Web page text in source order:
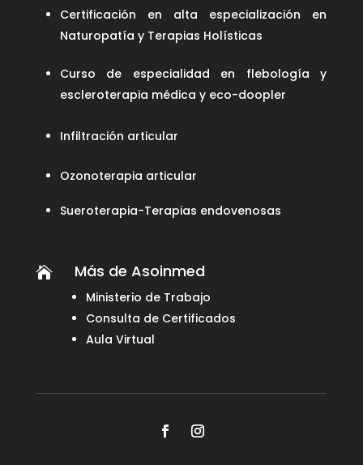
Certificación en alta especialización en
Naturopatía y Terapias Holísticas
Curso de especialidad en flebología y
escleroterapia médica y eco-doopler
Infiltración articular
Ozonoterapia articular
Sueroterapia-Terapias endovenosas
 Más de Asoinmed
Ministerio de Trabajo
Consulta de Certificados
Aula Virtual